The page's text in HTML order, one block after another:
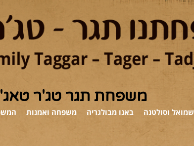
משפחת תגר טג'ר
שמואל וסולטנה באנו מבולגריה משפחה ואמנות